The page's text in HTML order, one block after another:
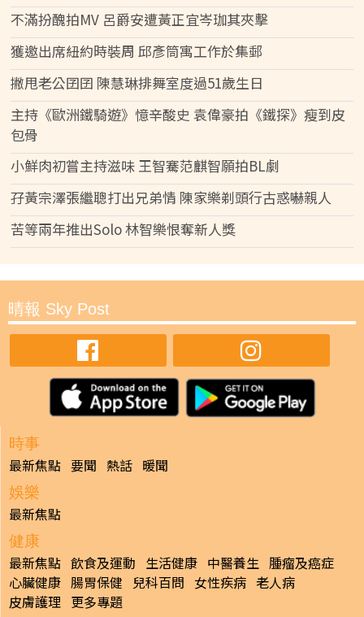
不滿扮醜拍MV 呂爵安遭黃正宜岑珈其夾擊
獲邀出席紐約時裝周 邱彥筒寓工作於集郵
撇甩老公囝囝 陳慧琳排舞室度過51歲生日
主持《歐洲鐵騎遊》憶辛酸史 袁偉豪拍《鐵探》瘦到皮
包骨
小鮮肉初嘗主持滋味 王智騫范麒智願拍BL劇
孖黃宗澤張繼聰打出兄弟情 陳家樂剃頭行古惑嚇親人
苦等兩年推出Solo 林智樂恨奪新人獎
晴報 Sky Post
時事
最新焦點 要聞 熱話 暖聞
娛樂
最新焦點
健康
最新焦點 飲食及運動 生活健康 中醫養生 腫瘤及癌症
心臟健康 腸胃保健 兒科百問 女性疾病 老人病
皮膚護理 更多專題